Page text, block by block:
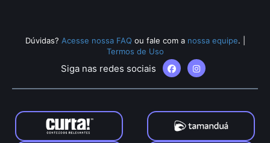
Dúvidas? Acesse nossa FAQ ou fale com a nossa equipe.
Termos de Uso
Siga nas redes sociais